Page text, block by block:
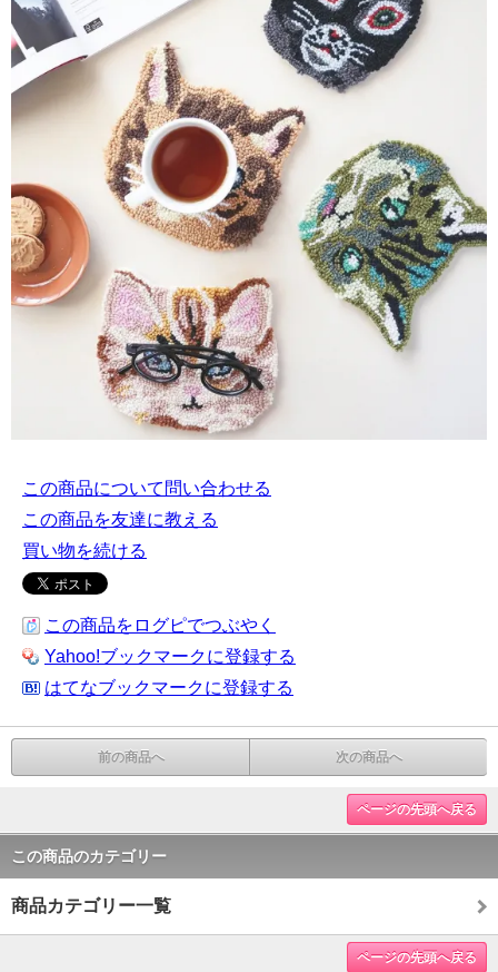
この商品について問い合わせる
この商品を友達に教える
買い物を続ける
この商品をログピでつぶやく
Yahoo!ブックマークに登録する
はてなブックマークに登録する
前の商品へ 次の商品へ
ページの先頭へ戻る
この商品のカテゴリー
商品カテゴリー一覧
ページの先頭へ戻る